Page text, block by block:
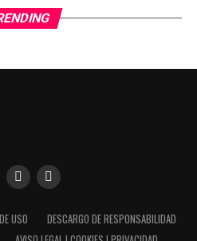
USO
DESCARGO DE RESPONSABILIDAD
una mejor experiencia en